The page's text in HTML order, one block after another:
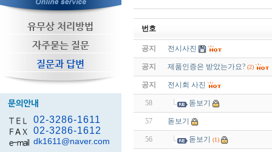
유무상 처리방법
자주묻는 질문
질문과 답변
02-3286-1611
02-3286-1612
dk1611@naver.com
번호
공지 전시사진
공지 제품인증은 받았는가요? (2)
공지 전시회 사진
58 돋보기
57 돋보기
56 돋보기 (1)